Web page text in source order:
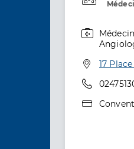
Spécialités
Adresse
17
Type de